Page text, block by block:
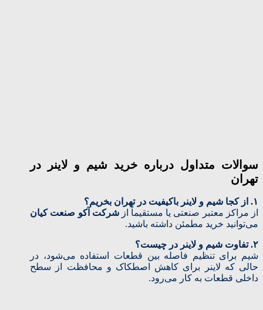
سوالات متداول درباره خرید شیم و لاینر در
تهران
۱. از کجا شیم و لاینر باکیفیت در تهران بخریم؟
از مراکز معتبر صنعتی یا مستقیماً ازشرکت آکو صنعت کیان
می‌توانید خرید مطمئن داشته باشید.
۲. تفاوت شیم و لاینر در چیست؟
شیم برای تنظیم فاصله بین قطعات استفاده می‌شود، در
حالی که لاینر برای کاهش اصطکاک و محافظت از سطح
داخلی قطعات به کار می‌رود.